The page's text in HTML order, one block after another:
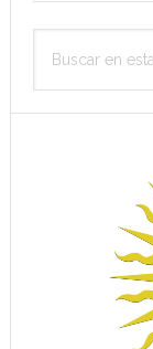
principal